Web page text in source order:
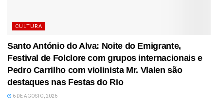
CULTURA
Santo António do Alva: Noite do Emigrante,
Festival de Folclore com grupos internacionais e
Pedro Carrilho com violinista Mr. Vlalen são
destaques nas Festas do Rio
6 DE AGOSTO, 2026